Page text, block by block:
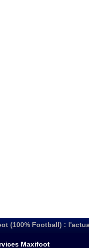
(100% Football) :
Maxifoot